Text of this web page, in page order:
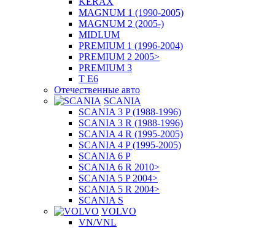
MAGNUM 1 (1990-2005)
MAGNUM 2 (2005-)
MIDLUM
PREMIUM 1 (1996-2004)
PREMIUM 2 2005>
PREMIUM 3
T E6
Отечественные авто
SCANIA
SCANIA 3 P (1988-1996)
SCANIA 3 R (1988-1996)
SCANIA 4 R (1995-2005)
SCANIA 4 P (1995-2005)
SCANIA 6 P
SCANIA 6 R 2010>
SCANIA 5 P 2004>
SCANIA 5 R 2004>
SCANIA S
VOLVO
VN/VNL